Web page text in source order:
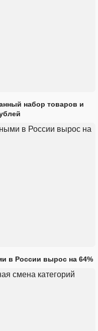
набор товаров и
в России вырос на 64%